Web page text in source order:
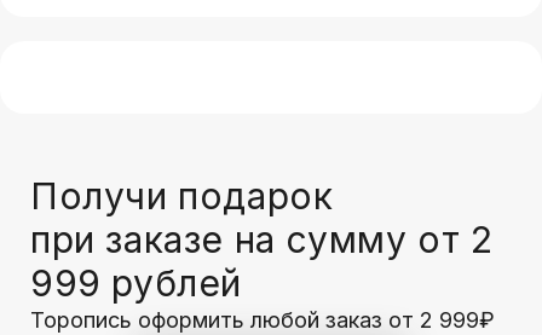
Получи подарок
при заказе на сумму от 2
999 рублей
Торопись оформить любой заказ от 2 999₽